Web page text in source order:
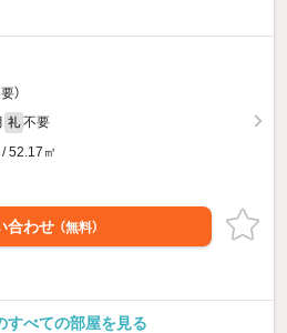
）
礼 不要
52.17㎡
合わせ （無料）
すべての部屋を見る